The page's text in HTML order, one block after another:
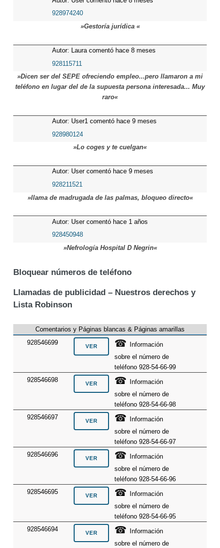
928974240
»Gestoría jurídica «
Autor: Laura comentó hace 8 meses
928115711
»Dicen ser del SEPE ofreciendo empleo...pero llamaron a mi
teléfono en lugar del de la supuesta persona interesada... Muy
raro«
Autor: User1 comentó hace 9 meses
928980124
»Lo coges y te cuelgan«
Autor: User comentó hace 9 meses
928211521
»llama de madrugada de las palmas, bloqueo directo«
Autor: User comentó hace 1 años
928450948
»Nefrología Hospital D Negrin«
Bloquear números de teléfono
Llamadas de publicidad – Nuestros derechos y
Lista Robinson
Comentarios y Páginas blancas & Páginas amarillas
928546699
☎
Información
sobre el número de
teléfono 928-54-66-99
928546698
☎
Información
sobre el número de
teléfono 928-54-66-98
928546697
☎
Información
sobre el número de
teléfono 928-54-66-97
928546696
☎
Información
sobre el número de
teléfono 928-54-66-96
928546695
☎
Información
sobre el número de
teléfono 928-54-66-95
928546694
☎
Información
sobre el número de